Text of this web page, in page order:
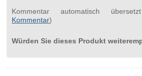
Kommentar automatisch
Kommentar)
Würden Sie dieses Produkt